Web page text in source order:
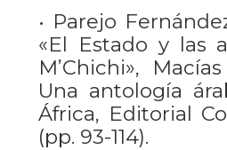
• Parejo
«El Estado y las
M’Chichi»,
Una antología
África, Editorial
(pp. 93-114).